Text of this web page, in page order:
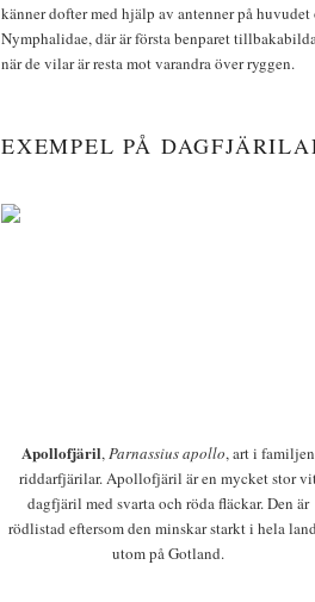
känner dofter med hjälp av antenner på
Nymphalidae, där är första benparet
när de vilar är resta mot varandra över ryggen.
EXEMPEL PÅ
Apollofjäril,Parnassius apollo, art i familjen
riddarfjärilar. Apollofjäril är en mycket stor
dagfjäril med svarta och röda fläckar. Den är
rödlistad eftersom den minskar starkt i hela
utom på Gotland.